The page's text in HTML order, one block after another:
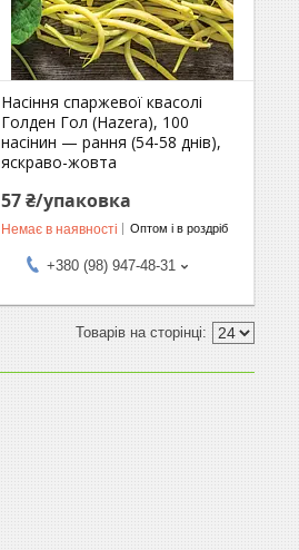
Насіння спаржевої квасолі
Голден Гол (Hazera), 100
насінин — рання (54-58 днів),
яскраво-жовта
57 ₴/упаковка
Немає в наявності Оптом і в роздріб
+380 (98) 947-48-31